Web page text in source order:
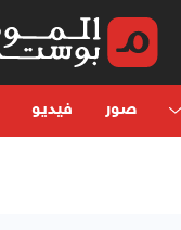
صور فيديو